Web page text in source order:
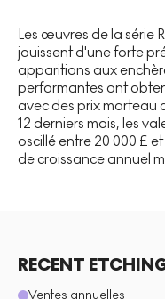
Les œuvres de la série
jouissent d'une forte
apparitions aux
performantes ont
avec des prix marteau
12 derniers mois, les
oscillé entre 20 000 £
de croissance annuel
RECENT
Ventes annuelles